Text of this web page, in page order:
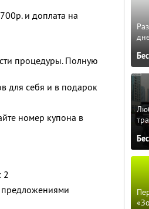
и доплата на
процедуры. Полную
для себя и в подарок
номер купона в
2
предложениями